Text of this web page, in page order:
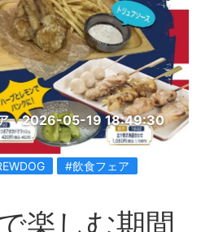
2026-05-19 18:49:30
#飲食フェア
楽しむ期間